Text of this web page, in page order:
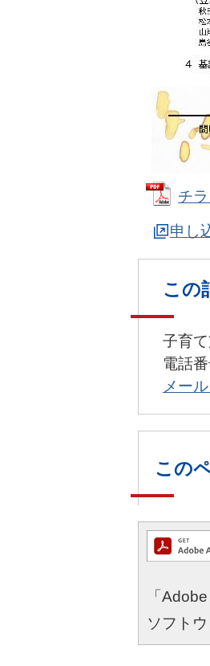
チ
申し
この
子育
電話
メー
この
「
ソフト